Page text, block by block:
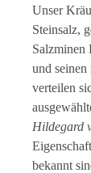
Unser
Steinsalz,
Salzminen
und
verteilen
Hildegard
bekannt